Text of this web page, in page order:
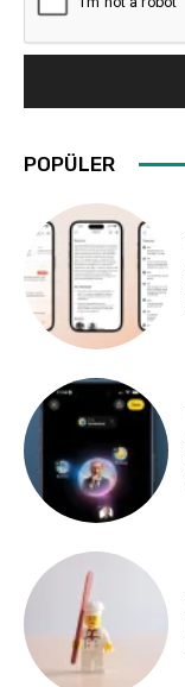
POPÜLER